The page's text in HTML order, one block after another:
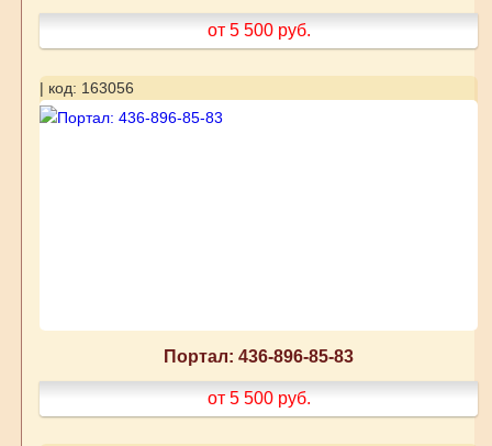
от 5 500 руб.
| код: 163056
Портал: 436-896-85-83
от 5 500 руб.